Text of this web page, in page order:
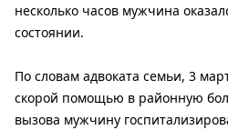
несколько часов мужчина
состоянии.
По словам адвоката семьи, 3
скорой помощью в районную
вызова мужчину